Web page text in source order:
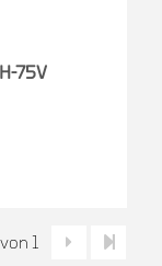
75V
1